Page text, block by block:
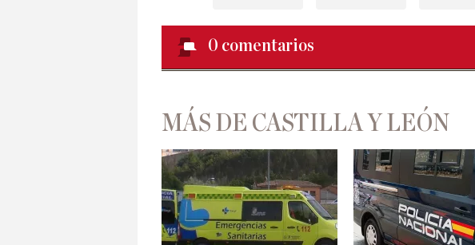
0 comentarios
MÁS DE CASTILLA Y LEÓN